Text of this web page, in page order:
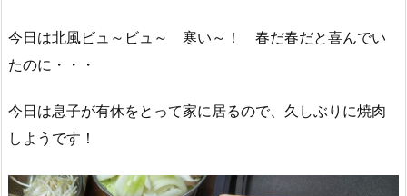
今日は北風ビュ～ビュ～ 寒い～！ 春だ春だと喜んでい
たのに・・・
今日は息子が有休をとって家に居るので、久しぶりに焼肉
しようです！